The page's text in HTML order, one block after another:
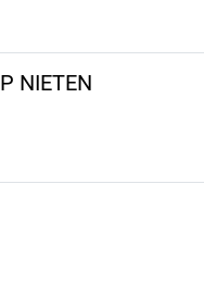
P NIETEN